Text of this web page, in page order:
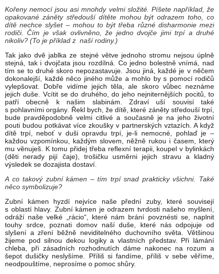
Kořeny nemocí jsou asi mnohdy velmi složité. Píšete například, že
opakované záněty středouší dítěte mohou být odrazem toho, co
dítě nechce slyšet – mohou to být třeba různé disharmonie mezi
rodiči. Čím je však ovlivněno, že jedno dvojče jimi trpí a druhé
nikoliv? (To je příklad z naší rodiny.)
Tak jako dvě jablka ze stejné větve jednoho stromu nejsou úplně
stejná, tak i dvojčata jsou rozdílná. Co jedno bolestně vnímá, nad
tím se to druhé skoro nepozastavuje. Jsou jiná, každé je v něčem
dokonalejší, každé něco jiného může a mohlo by s pomocí rodičů
vylepšovat. Dobře vidíme jejich těla, ale skoro vůbec neznáme
jejich duše. Vcítit se do druhého, do jeho nejniternějších pocitů, to
patří obecně k našim slabinám. Zdraví uší souvisí také
s pohlavními orgány. Řekl bych, že dítě, které záněty středouší trpí,
bude pravděpodobně velmi citlivé a současně je na jeho životní
pouti budou potkávat více zkoušky v partnerských vztazích. A když
dítě trpí, neboť v duši opravdu trpí, je-li nemocné, pohlaď je –
každou vzpomínkou, každým slovem, něžně rukou i časem, který
mu věnuješ. K tomu přidej třeba reflexní terapii, koupel v bylinkách
(děti nerady pijí čaje), trošičku usměrni jejich stravu a kladný
výsledek se dozajista dostaví.
A co takový zubní kámen – tím trpí snad prakticky všichni. Také
něco symbolizuje?
Zubní kámen hyzdí nejvíce naše přední zuby, které souvisejí
s oblastí hlavy. Zubní kámen je odrazem tvrdosti našeho myšlení,
odráží naše velké „rácio“, které nám brání povznésti se, naplnit
touhy srdce, poznati domov naší duše, které nás odpojuje od
slyšení a zření běžně neviditelného duchovního světa. Většinou
žijeme pod silnou dekou logiky a vlastních představ. Při lámání
chleba, při zásadních rozhodnutích dáme nakonec na rozum a
šepot dušičky neslyšíme. Příliš si fandíme, příliš v sebe věříme,
neodpouštíme, neprosíme o pomoc shůry.